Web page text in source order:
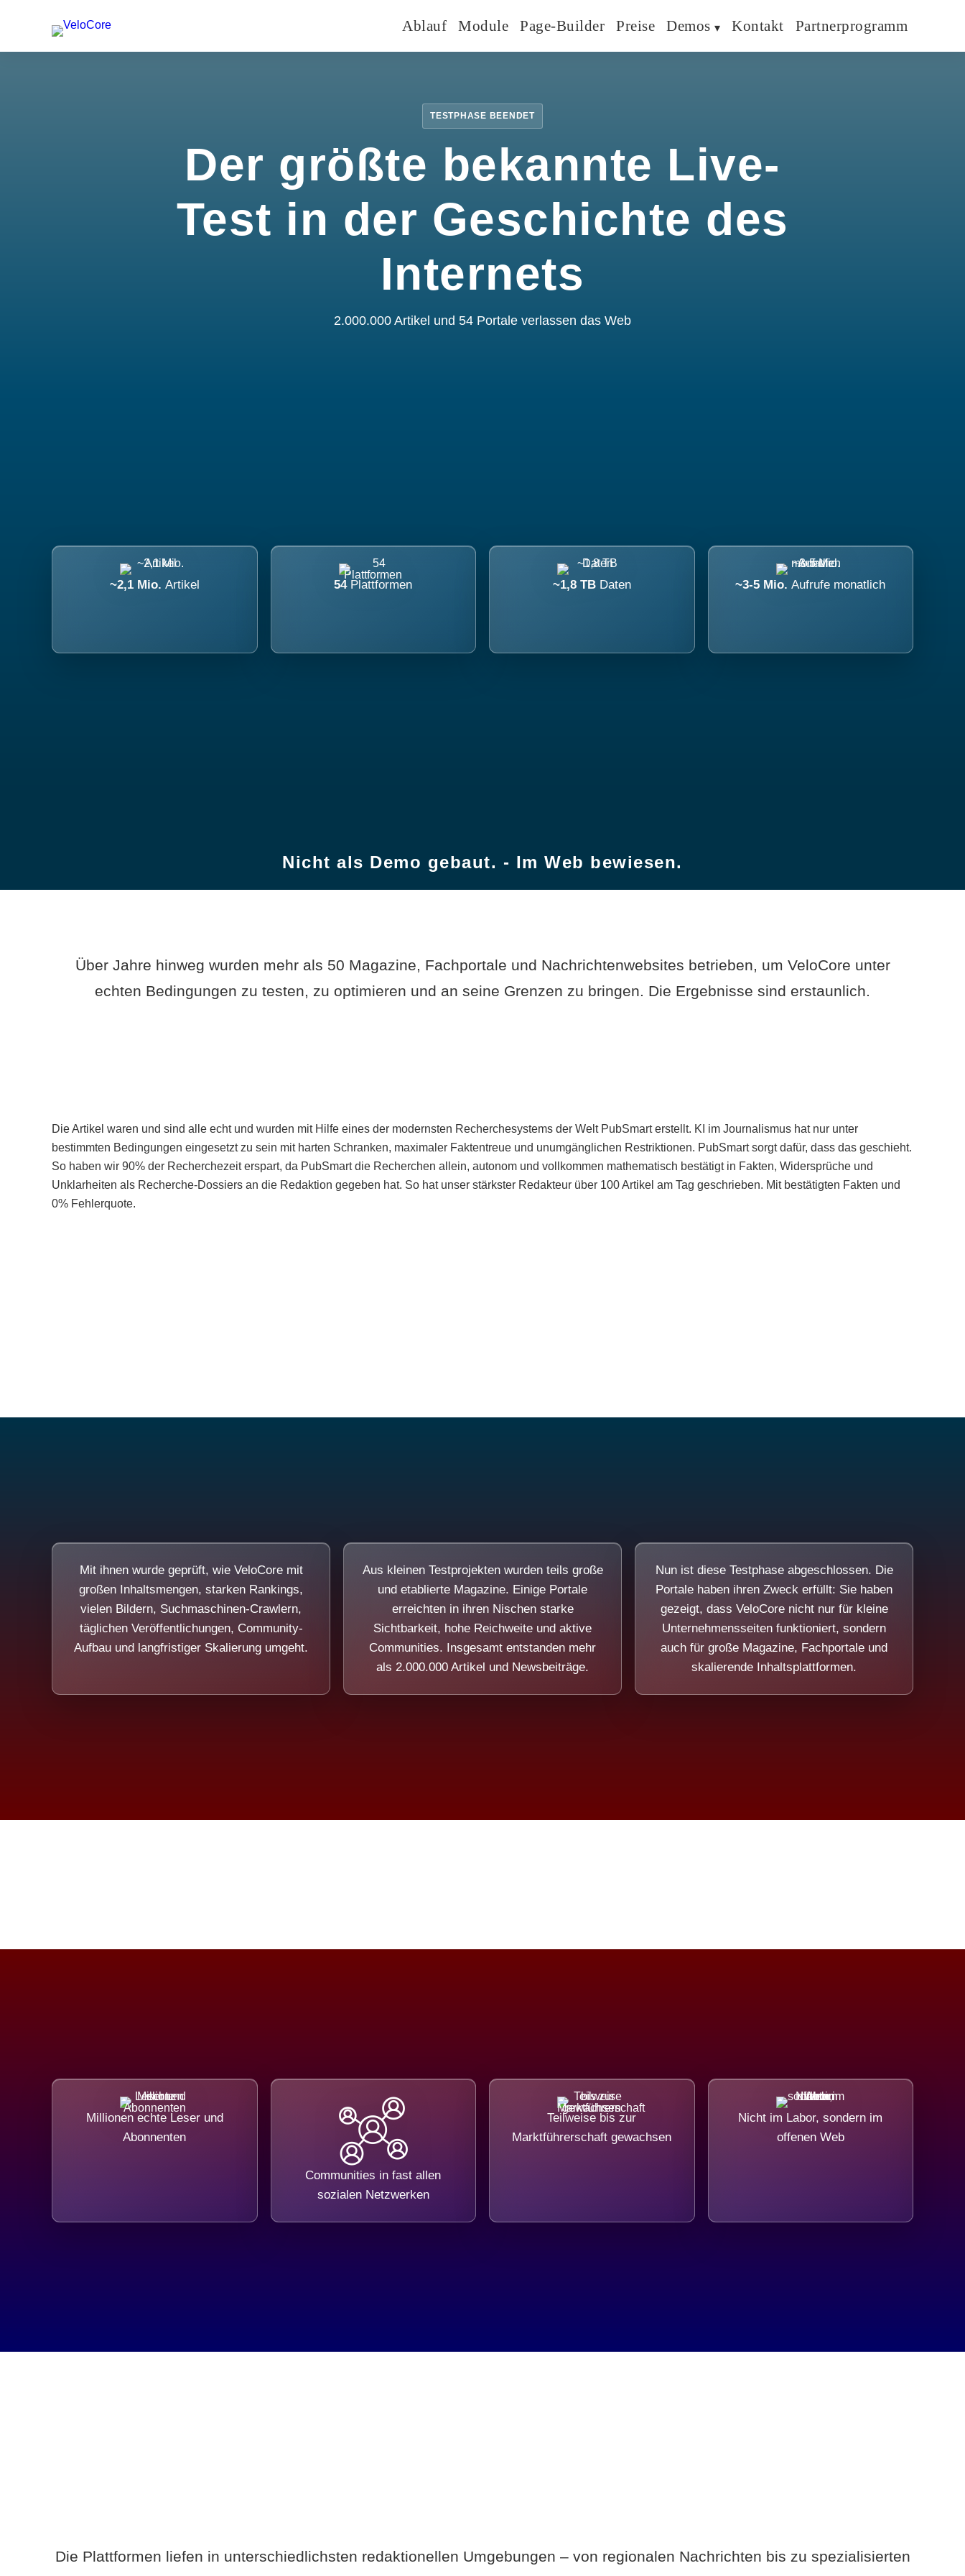
Ablauf Module Page-Builder Preise Demos Kontakt Partnerprogramm
TESTPHASE BEENDET
Der größte bekannte Live-
Test in der Geschichte des
Internets
2.000.000 Artikel und 54 Portale verlassen das Web
~2,1 Mio. Artikel 54 Plattformen ~1,8 TB Daten ~3-5 Mio.Aufrufe monatlich
Nicht als Demo gebaut. - Im Web bewiesen.
Über Jahre hinweg wurden mehr als 50 Magazine, Fachportale und Nachrichtenwebsites betrieben, um VeloCore unter
echten Bedingungen zu testen, zu optimieren und an seine Grenzen zu bringen. Die Ergebnisse sind erstaunlich.
Die Artikel waren und sind alle echt und wurden mit Hilfe eines der modernsten Recherchesystems der Welt PubSmart erstellt. KI im Journalismus hat nur unter
bestimmten Bedingungen eingesetzt zu sein mit harten Schranken, maximaler Faktentreue und unumgänglichen Restriktionen. PubSmart sorgt dafür, dass das geschieht.
So haben wir 90% der Recherchezeit erspart, da PubSmart die Recherchen allein, autonom und vollkommen mathematisch bestätigt in Fakten, Widersprüche und
Unklarheiten als Recherche-Dossiers an die Redaktion gegeben hat. So hat unser stärkster Redakteur über 100 Artikel am Tag geschrieben. Mit bestätigten Fakten und
0% Fehlerquote.
Mit ihnen wurde geprüft, wie VeloCore mit
großen Inhaltsmengen, starken Rankings,
vielen Bildern, Suchmaschinen-Crawlern,
täglichen Veröffentlichungen, Community-
Aufbau und langfristiger Skalierung umgeht.
Aus kleinen Testprojekten wurden teils große
und etablierte Magazine. Einige Portale
erreichten in ihren Nischen starke
Sichtbarkeit, hohe Reichweite und aktive
Communities. Insgesamt entstanden mehr
als 2.000.000 Artikel und Newsbeiträge.
Nun ist diese Testphase abgeschlossen. Die
Portale haben ihren Zweck erfüllt: Sie haben
gezeigt, dass VeloCore nicht nur für kleine
Unternehmensseiten funktioniert, sondern
auch für große Magazine, Fachportale und
skalierende Inhaltsplattformen.
Millionen echte Leser und
Abonnenten
Communities in fast allen
sozialen Netzwerken
Teilweise bis zur
Marktführerschaft gewachsen
Nicht im Labor, sondern im
offenen Web
Die Plattformen liefen in unterschiedlichsten redaktionellen Umgebungen – von regionalen Nachrichten bis zu spezialisierten